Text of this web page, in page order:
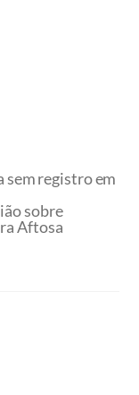
sem registro em
sobre
Aftosa